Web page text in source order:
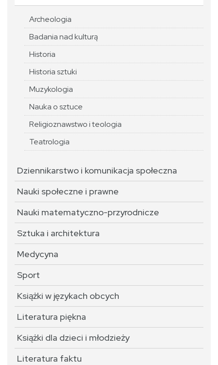
Archeologia
Badania nad kulturą
Historia
Historia sztuki
Muzykologia
Nauka o sztuce
Religioznawstwo i teologia
Teatrologia
Dziennikarstwo i komunikacja społeczna
Nauki społeczne i prawne
Nauki matematyczno-przyrodnicze
Sztuka i architektura
Medycyna
Sport
Książki w językach obcych
Literatura piękna
Książki dla dzieci i młodzieży
Literatura faktu